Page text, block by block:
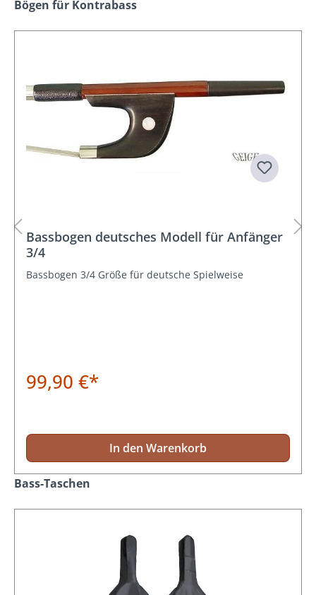
Produktgalerie überspringen
Bögen für Kontrabass
Bassbogen deutsches Modell für Anfänger
3/4
Bassbogen 3/4 Größe für deutsche Spielweise
99,90 €*
In den Warenkorb
Produktgalerie überspringen
Bass-Taschen